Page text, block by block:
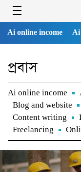
Ai online income Ai
প্রবাস
Ai online income
Blog and website
Content writing
Freelancing